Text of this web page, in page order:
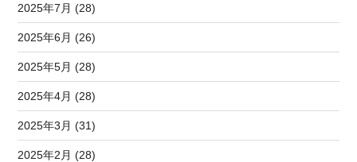
2025年7月 (28)
2025年6月 (26)
2025年5月 (28)
2025年4月 (28)
2025年3月 (31)
2025年2月 (28)